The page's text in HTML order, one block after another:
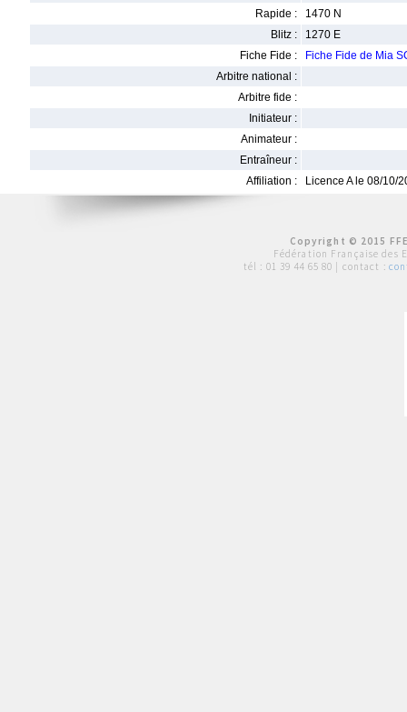
Rapide :
1470 N
Blitz :
1270 E
Fiche Fide :
Fiche Fide de Mia
Arbitre national :
Arbitre fide :
Initiateur :
Animateur :
Entraîneur :
Affiliation :
Licence A le 08/10/
Copyright © 2015
Fédération Française des
tél : 01 39 44 65 80 | contact :